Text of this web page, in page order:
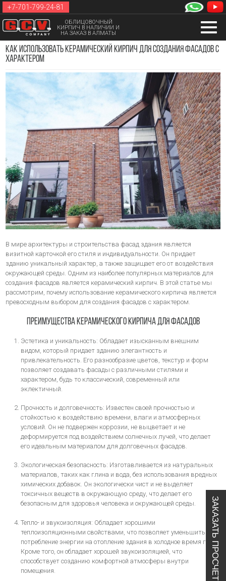
ЗАКАЗАТЬ ПРОСЧЕТ
+7-701-799-24-81
ОБЛИЦОВОЧНЫЙ
КИРПИЧ В НАЛИЧИИ И
НА ЗАКАЗ В АЛМАТЫ
Как использовать керамический кирпич для создания фасадов с
характером
В мире архитектуры и строительства фасад здания является
визитной карточкой его стиля и индивидуальности. Он придает
зданию уникальный характер, а также защищает его от воздействия
окружающей среды. Одним из наиболее популярных материалов для
создания фасадов является керамический кирпич. В этой статье мы
рассмотрим, почему использование керамического кирпича является
превосходным выбором для создания фасадов с характером.
Преимущества керамического кирпича для фасадов
Эстетика и уникальность: Обладает изысканным внешним
видом, который придает зданию элегантность и
привлекательность. Его разнообразие цветов, текстур и форм
позволяет создавать фасады с различными стилями и
характером, будь то классический, современный или
эклектичный.
Прочность и долговечность: Известен своей прочностью и
стойкостью к воздействию времени, влаги и атмосферных
условий. Он не подвержен коррозии, не выцветает и не
деформируется под воздействием солнечных лучей, что делает
его идеальным материалом для долговечных фасадов.
Экологическая безопасность: Изготавливается из натуральных
материалов, таких как глина и вода, без использования вредных
химических добавок. Он экологически чист и не выделяет
токсичных веществ в окружающую среду, что делает его
безопасным для здоровья человека и окружающей среды.
Тепло- и звукоизоляция: Обладает хорошими
теплоизоляционными свойствами, что позволяет уменьшить
потребление энергии на отопление здания в холодное время года.
Кроме того, он обладает хорошей звукоизоляцией, что
способствует созданию комфортной атмосферы внутри
помещения.